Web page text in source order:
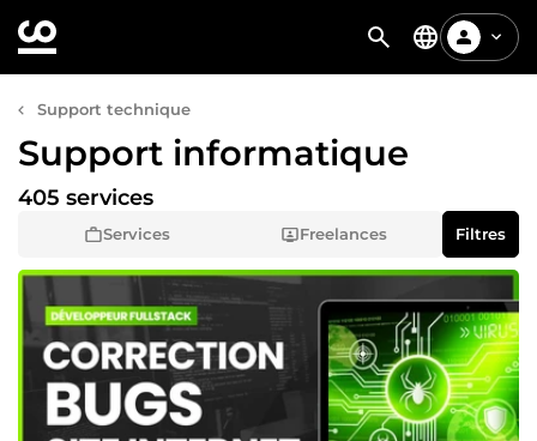
Support technique
Support informatique
Services Freelances
405 services
Filtres